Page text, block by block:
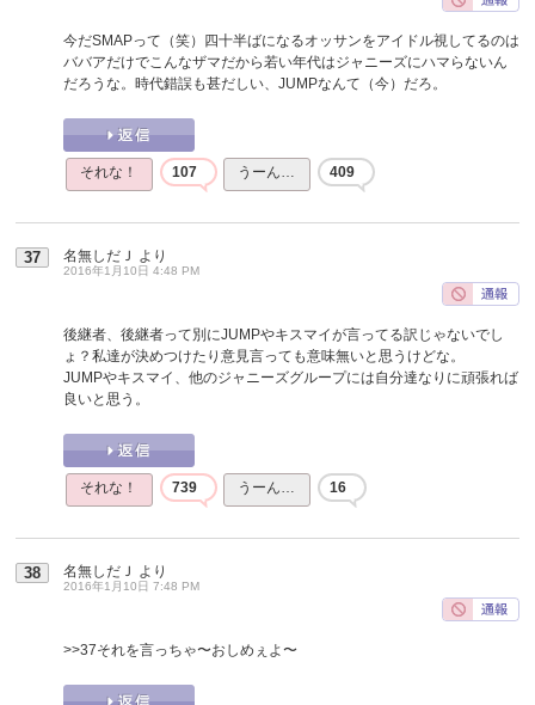
今だSMAPって（笑）四十半ばになるオッサンをアイドル視してるのは
ババアだけでこんなザマだから若い年代はジャニーズにハマらないん
だろうな。時代錯誤も甚だしい、JUMPなんて（今）だろ。
それな！ 107 うーん… 409
37 名無しだＪ より
2016年1月10日 4:48 PM
後継者、後継者って別にJUMPやキスマイが言ってる訳じゃないでし
ょ？私達が決めつけたり意見言っても意味無いと思うけどな。
JUMPやキスマイ、他のジャニーズグループには自分達なりに頑張れば
良いと思う。
それな！ 739 うーん… 16
38 名無しだＪ より
2016年1月10日 7:48 PM
>>37それを言っちゃ〜おしめぇよ〜